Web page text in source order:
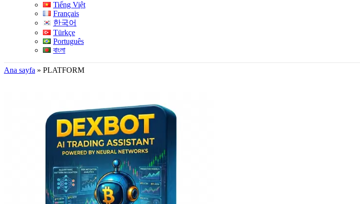
Tiếng Việt
Français
한국어
Türkçe
Português
বাংলা
Ana sayfa » PLATFORM